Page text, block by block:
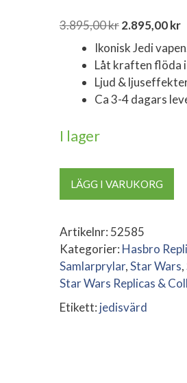
3.895,00kr
ursprungliga
2.895,00kr
nuvarande
Ikonisk Jedi
Låt kraften flöda
Ljud &
Ca 3-4 dagars
I lager
Ahsoka
Series
Replica
Force
FX
Lightsaber
LÄGG I VARUKORG
Artikelnr: 52585
Kategorier: Hasbro
Samlarprylar,Star Wars,
Star Wars Replicas &
Etikett: jedisvärd